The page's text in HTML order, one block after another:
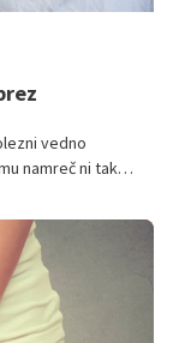
vedno
namreč ni tako,